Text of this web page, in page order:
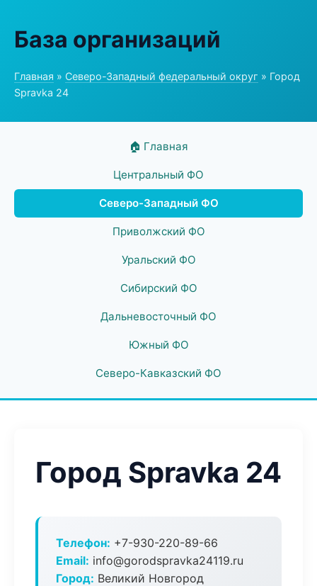
База организаций
Главная » Северо-Западный федеральный округ » Город
Spravka 24
🏠 Главная
Центральный ФО
Северо-Западный ФО
Приволжский ФО
Уральский ФО
Сибирский ФО
Дальневосточный ФО
Южный ФО
Северо-Кавказский ФО
Город Spravka 24
Телефон: +7-930-220-89-66
Email: info@gorodspravka24119.ru
Город: Великий Новгород